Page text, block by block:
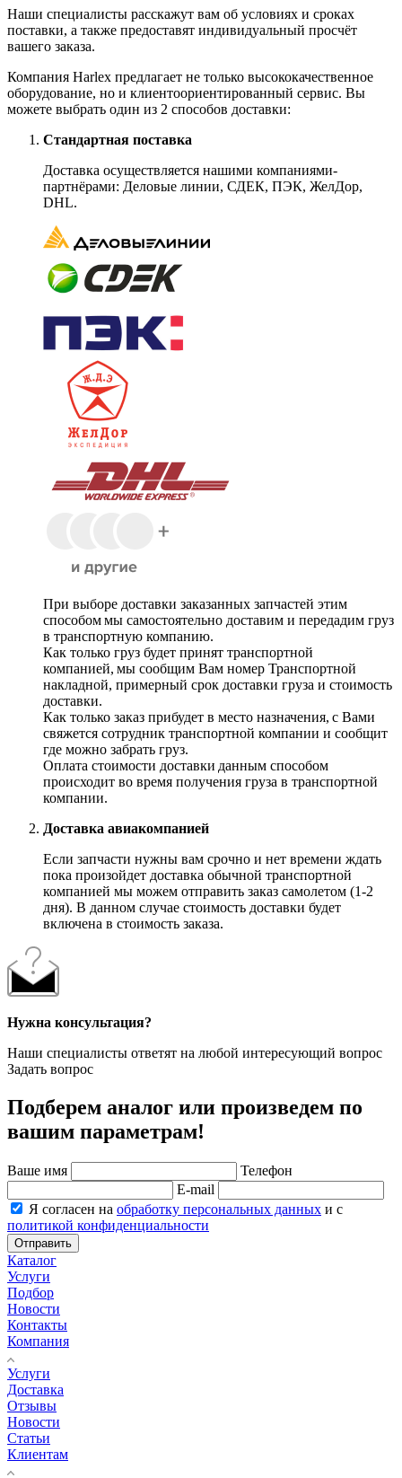
Наши специалисты расскажут вам об условиях и сроках
поставки, а также предоставят индивидуальный просчёт
вашего заказа.
Компания Harlex предлагает не только высококачественное
оборудование, но и клиентоориентированный сервис. Вы
можете выбрать один из 2 способов доставки:
Стандартная поставка
Доставка осуществляется нашими компаниями-
партнёрами: Деловые линии, СДЕК, ПЭК, ЖелДор,
DHL.
При выборе доставки заказанных запчастей этим
способом мы самостоятельно доставим и передадим груз
в транспортную компанию.
Как только груз будет принят транспортной
компанией, мы сообщим Вам номер Транспортной
накладной, примерный срок доставки груза и стоимость
доставки.
Как только заказ прибудет в место назначения, с Вами
свяжется сотрудник транспортной компании и сообщит
где можно забрать груз.
Оплата стоимости доставки данным способом
происходит во время получения груза в транспортной
компании.
Доставка авиакомпанией
Если запчасти нужны вам срочно и нет времени ждать
пока произойдет доставка обычной транспортной
компанией мы можем отправить заказ самолетом (1-2
дня). В данном случае стоимость доставки будет
включена в стоимость заказа.
Нужна консультация?
Наши специалисты ответят на любой интересующий вопрос
Задать вопрос
Подберем аналог или произведем по
вашим параметрам!
Ваше имя
Телефон
E-mail
Я согласен на обработку персональных данных и с
политикой конфиденциальности
Отправить
Каталог
Услуги
Подбор
Новости
Контакты
Компания
Услуги
Доставка
Отзывы
Новости
Статьи
Клиентам